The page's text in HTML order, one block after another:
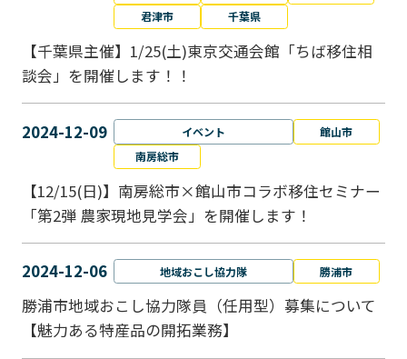
君津市
千葉県
【千葉県主催】1/25(土)東京交通会館「ちば移住相
談会」を開催します！！
2024-12-09 イベント
館山市
南房総市
【12/15(日)】南房総市×館山市コラボ移住セミナー
「第2弾 農家現地見学会」を開催します！
2024-12-06 地域おこし協力隊 勝浦市
勝浦市地域おこし協力隊員（任用型）募集について
【魅力ある特産品の開拓業務】